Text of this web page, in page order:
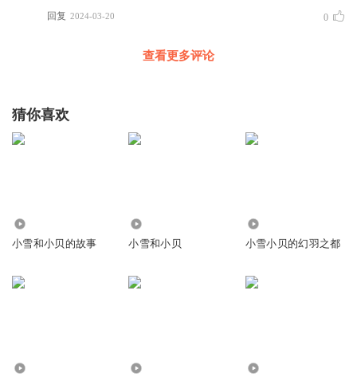
回复 2024-03-20 0
查看更多评论
猜你喜欢
小雪和小贝的故事 小雪和小贝 小雪小贝的幻羽之都